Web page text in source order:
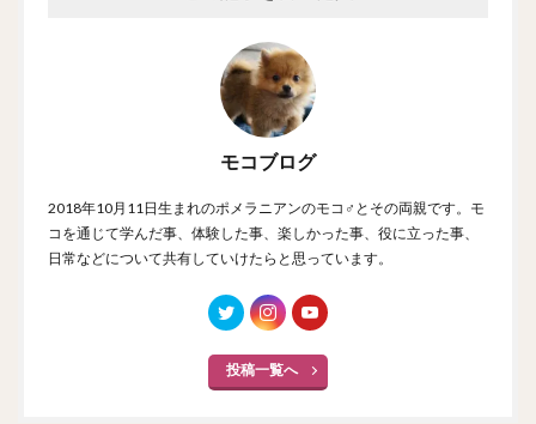
モコブログ
2018年10月11日生まれのポメラニアンのモコ♂とその両親です。モ
コを通じて学んだ事、体験した事、楽しかった事、役に立った事、
日常などについて共有していけたらと思っています。
投稿一覧へ